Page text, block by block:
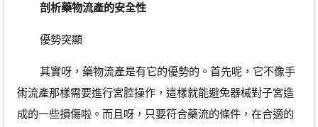
剖析藥物流產的安全性
優勢突顯
其實呀，藥物流產是有它的優勢的。首先呢，它不像手
術流產那樣需要進行宮腔操作，這樣就能避免器械對子宮造
成的一些損傷啦。而且呀，只要符合藥流的條件，在合適的